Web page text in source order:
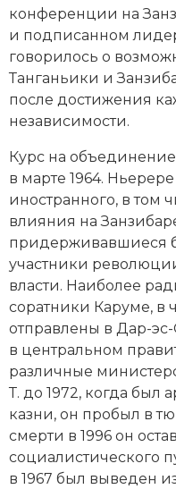
конференции на
и подписанном
говорилось о
Танганьики и
после достижения
независимости.
Курс на
в марте 1964.
иностранного, в том
влияния на
придерживавшиеся
участники революции
власти. Наиболее
соратники Каруме, в
отправлены в Дар-эс-
в центральном
различные
Т. до 1972, когда был
казни, он пробыл в
смерти в 1996 он
социалистического
в 1967 был выведен